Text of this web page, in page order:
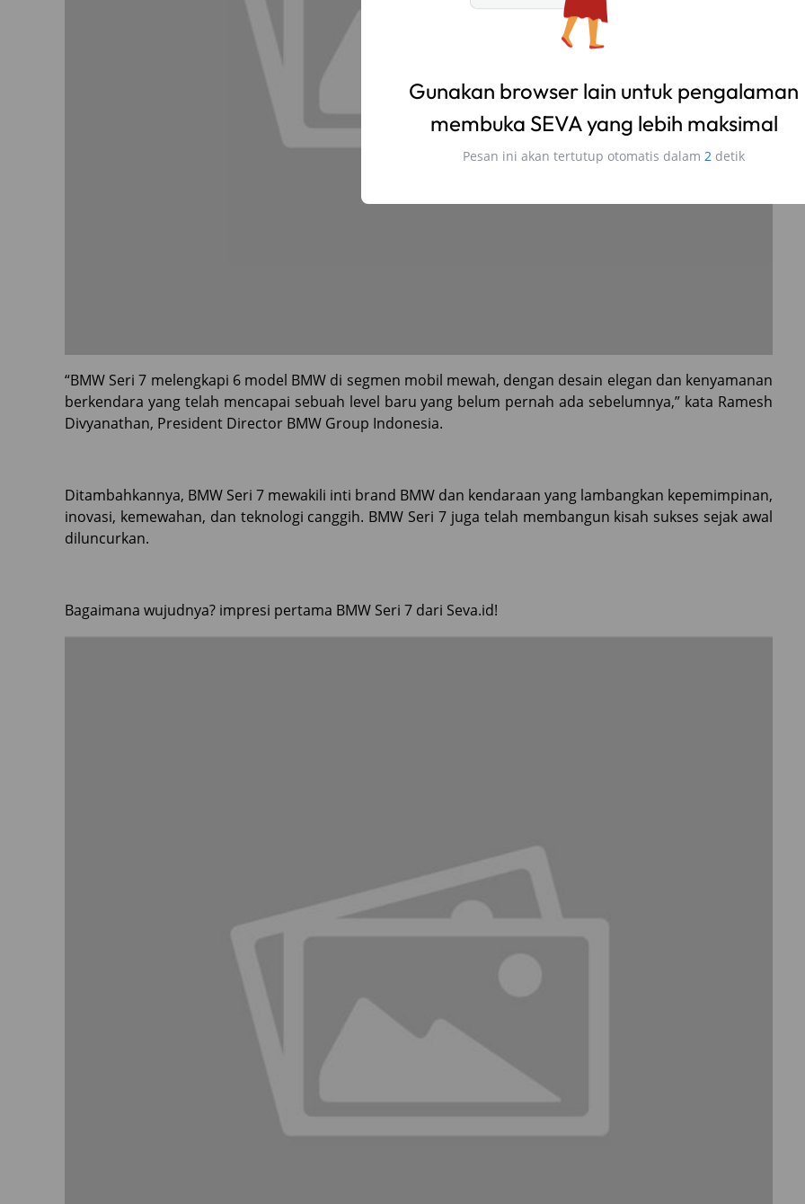
Gunakan browser lain untuk pengalaman
membuka SEVA yang lebih maksimal
Pesan ini akan tertutup otomatis dalam 1 detik
“BMW Seri 7 melengkapi 6 model BMW di segmen mobil mewah, dengan desain elegan dan kenyamanan
berkendara yang telah mencapai sebuah level baru yang belum pernah ada sebelumnya,” kata Ramesh
Divyanathan, President Director BMW Group Indonesia.
Ditambahkannya, BMW Seri 7 mewakili inti brand BMW dan kendaraan yang lambangkan kepemimpinan,
inovasi, kemewahan, dan teknologi canggih. BMW Seri 7 juga telah membangun kisah sukses sejak awal
diluncurkan.
Bagaimana wujudnya? impresi pertama BMW Seri 7 dari Seva.id!